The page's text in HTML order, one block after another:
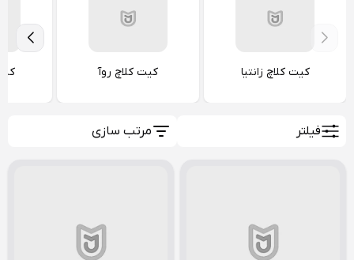
کیت کلاچ زانتیا کیت کلاچ روآ
فیلتر مرتب سازی